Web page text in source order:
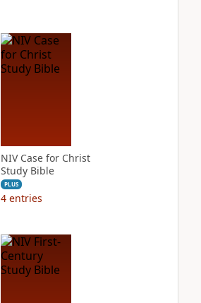
NIV Case for Christ
Study Bible
PLUS
4 entries